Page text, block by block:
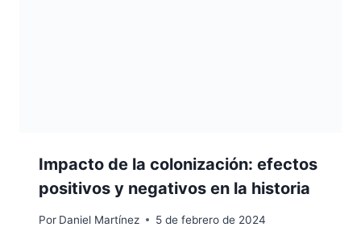
Impacto de la colonización: efectos
positivos y negativos en la historia
Por Daniel Martínez 5 de febrero de 2024